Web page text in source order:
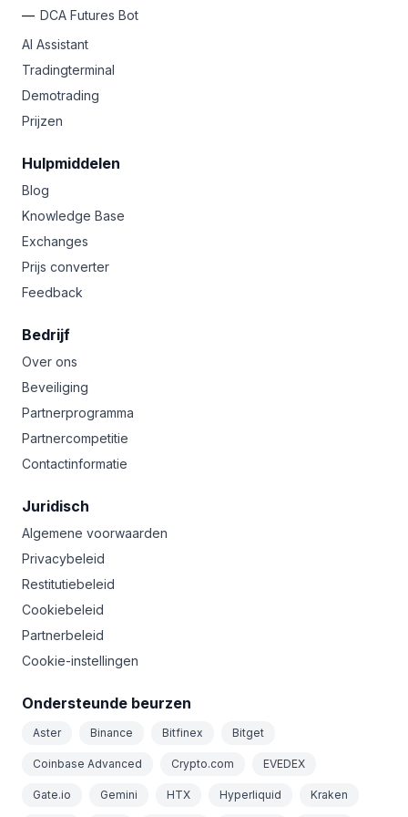
DCA Futures Bot
AI Assistant
Tradingterminal
Demotrading
Prijzen
Hulpmiddelen
Blog
Knowledge Base
Exchanges
Prijs converter
Feedback
Bedrijf
Over ons
Beveiliging
Partnerprogramma
Partnercompetitie
Contactinformatie
Juridisch
Algemene voorwaarden
Privacybeleid
Restitutiebeleid
Cookiebeleid
Partnerbeleid
Cookie-instellingen
Ondersteunde beurzen
Aster Binance Bitfinex Bitget
Coinbase Advanced Crypto.com EVEDEX
Gate.io Gemini HTX Hyperliquid Kraken